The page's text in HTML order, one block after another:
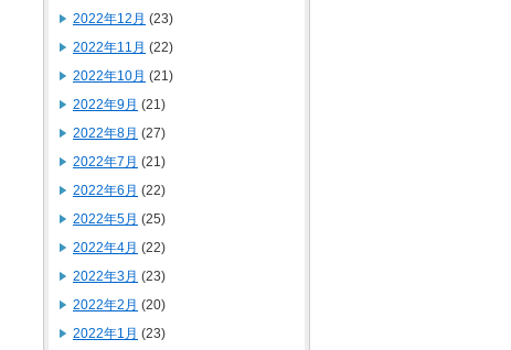
2022年12月 (23)
2022年11月 (22)
2022年10月 (21)
2022年9月 (21)
2022年8月 (27)
2022年7月 (21)
2022年6月 (22)
2022年5月 (25)
2022年4月 (22)
2022年3月 (23)
2022年2月 (20)
2022年1月 (23)